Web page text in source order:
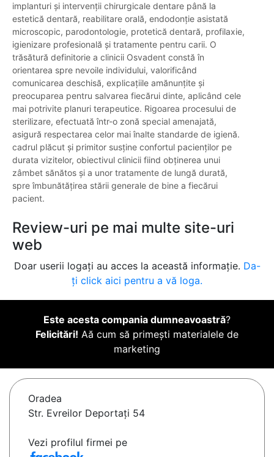
implanturi și intervenții chirurgicale dentare până la
estetică dentară, reabilitare orală, endodonție asistată
microscopic, parodontologie, protetică dentară, profilaxie,
igienizare profesională și tratamente pentru carii. O
trăsătură definitorie a clinicii Osvadent constă în
orientarea spre nevoile individului, valorificând
comunicarea deschisă, explicațiile amănunțite și
preocuparea pentru salvarea fiecărui dinte, aplicând cele
mai potrivite planuri terapeutice. Rigoarea procesului de
sterilizare, efectuată într-o zonă special amenajată,
asigură respectarea celor mai înalte standarde de igienă.
cadrul plăcut și primitor susține confortul pacienților pe
durata vizitelor, obiectivul clinicii fiind obținerea unui
zâmbet sănătos și a unor tratamente de lungă durată,
spre îmbunătățirea stării generale de bine a fiecărui
pacient.
Review-uri pe mai multe site-uri
web
Doar userii logați au acces la această informație. Da-
ți click aici pentru a vă loga.
Este acesta compania dumneavoastră?
Felicitări! Aă cum să primești materialele de
marketing
Oradea
Str. Evreilor Deportați 54
Vezi profilul firmei pe